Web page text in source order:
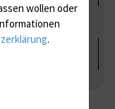
Immunologie
Amaleptika,
wollen oder
.